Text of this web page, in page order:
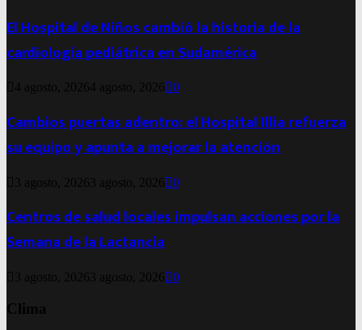
El Hospital de Niños cambió la historia de la
cardiología pediátrica en Sudamérica
4 agosto, 20264 agosto, 2026 0
Cambios puertas adentro: el Hospital Illia refuerza
su equipo y apunta a mejorar la atención
3 agosto, 2026 3 agosto, 2026 0
Centros de salud locales impulsan acciones por la
Semana de la Lactancia
3 agosto, 2026 3 agosto, 2026 0
Clima